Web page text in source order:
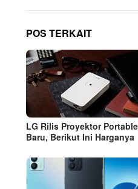
POS TERKAIT
LG Rilis Proyektor Portable
Baru, Berikut Ini Harganya